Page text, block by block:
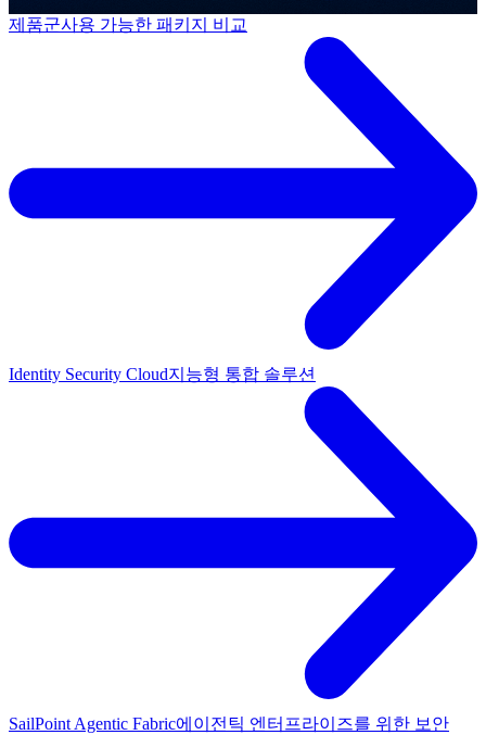
제품군사용 가능한 패키지 비교
Identity Security Cloud지능형 통합 솔루션
SailPoint Agentic Fabric에이전틱 엔터프라이즈를 위한 보안